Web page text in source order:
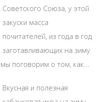
Советского Союза, у этой
закуски масса
почитателей, из года в год
заготавливающих на зиму
поговорим о том, как...
Вкусная и полезная